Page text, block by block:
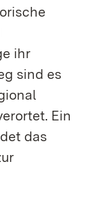
ihr
sind es
Ein
das